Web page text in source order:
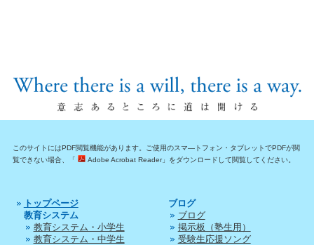
このサイトにはPDF閲覧機能があります。ご使用のスマ―トフォン・タブレットでPDFが閲
覧できない場合、「
Adobe Acrobat Reader」をダウンロードして閲覧してください。
トップページ
教育システム
教育システム・小学生
教育システム・中学生
ブログ
ブログ
掲示板（塾生用）
受験生応援ソング